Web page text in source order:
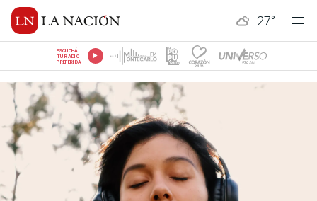
27°
ESCUCHÁ
TU RADIO
PREFERIDA